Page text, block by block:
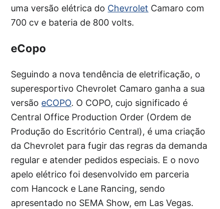
uma versão elétrica do Chevrolet Camaro com
700 cv e bateria de 800 volts.
eCopo
Seguindo a nova tendência de eletrificação, o
superesportivo Chevrolet Camaro ganha a sua
versão eCOPO. O COPO, cujo significado é
Central Office Production Order (Ordem de
Produção do Escritório Central), é uma criação
da Chevrolet para fugir das regras da demanda
regular e atender pedidos especiais. E o novo
apelo elétrico foi desenvolvido em parceria
com Hancock e Lane Rancing, sendo
apresentado no SEMA Show, em Las Vegas.